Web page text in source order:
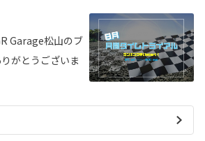
Garage松山のブ
がとうございま